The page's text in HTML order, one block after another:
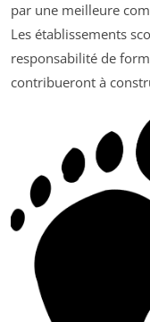
par une meilleure
Les établissements
responsabilité de
contribueront à